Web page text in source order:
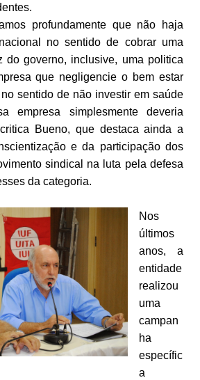
profundamente que não haja
no sentido de cobrar uma
do governo, inclusive, uma politica
que negligencie o bem estar
sentido de não investir em saúde
empresa simplesmente deveria
Bueno, que destaca ainda a
e da participação dos
sindical na luta pela defesa
da categoria.
Nos
últimos
anos, a
entidade
realizou
uma
campan
ha
específic
a